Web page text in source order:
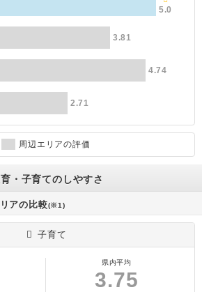
5.0
3.81
4.74
2.71
周辺エリアの評価
・子育てのしやすさ
アの比較(※1)
子育て
県内平均
3.75